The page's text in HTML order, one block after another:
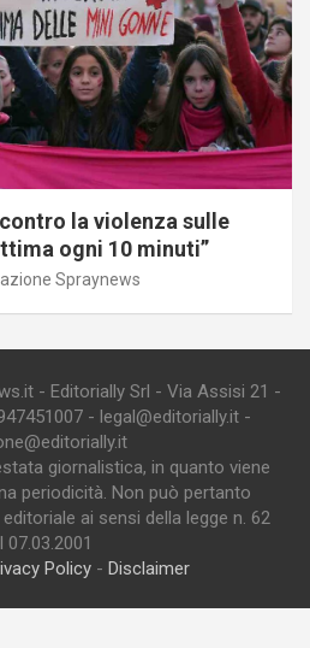
la violenza sulle
ogni 10 minuti”
Spraynews
- Editorially Srl - Via Assisi 21 -
- legal@editorially.it -
giornalistica, in quanto viene
periodicità. Non può pertanto
ai sensi della legge n. 62
07.03.2001
Policy- Disclaimer